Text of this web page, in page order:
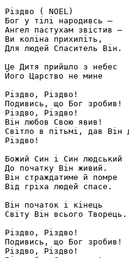
Різдво ( NOEL)
Бог у тілі народивсь –
Ангел пастухам звістив –
Ви коліна прихиліть,
Для людей Спаситель Він.
Це Дитя прийшло з небес
Його Царство не мине
Різдво, Різдво!
Подивись, що Бог зробив!
Різдво, Різдво!
Він любов Свою явив!
Світло в пітьмі, дав Він
Різдво!
Божий Син і Син людський
До початку Він живий.
Він страждатиме й помре
Від гріха людей спасе.
Він початок і кінець
Світу Він всього Творець.
Різдво, Різдво!
Подивись, що Бог зробив!
Різдво, Різдво!